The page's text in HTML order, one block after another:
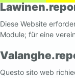
Diese Website
Module; für eine
Questo sito web